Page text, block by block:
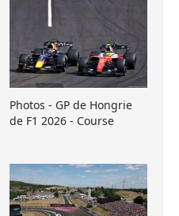
Photos - GP de Hongrie
de F1 2026 - Course